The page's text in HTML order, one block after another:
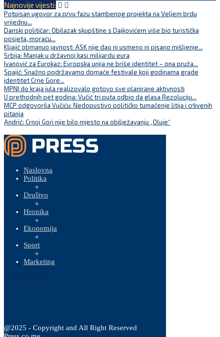
Najnovije vijesti:
Potpisan ugovor za prvu fazu stambenog projekta na Veljem brdu
vrijednu...
Danski političar: Obilazak skupštine s Dajkovićem više bio turistička
posjeta, moraću...
Kljajić obmanuo javnost: ASK nije dao ni usmeno ni pisano mišljenje...
Srbija: Manjak u državnoj kasi milijardu eura
Ivanović za Eurokaz: Evropska unija ne briše identitet – ona pruža...
Spajić: Snažno podržavamo domaće festivale koji godinama grade
identitet Crne Gore...
MPNI do kraja jula realizovalo gotovo sve planirane aktivnosti
U prethodnih pet godina: Vučić tri puta odbio da glasa Rezoluciju...
MCP odgovorila Vučiću: Nedopustivo političko tumačenje litija i crkvenih
pitanja
Andrić: Crnoj Gori nije bilo mjesto na obilježavanju „Oluje“
Naslovna
Politika
Društvo
Hronika
Ekonomija
Sport
Marketing
@2025 - Copyright and All Right Reserved